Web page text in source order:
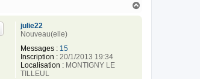
julie22
Nouveau(elle)
Messages : 15
Inscription : 20/1/2013 19:34
Localisation : MONTIGNY LE
TILLEUL